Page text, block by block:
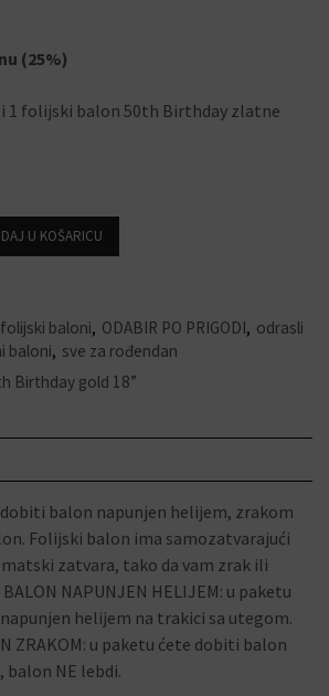
(25%)
1 folijski balon 50th Birthday zlatne
U KOŠARICU
folijski baloni, ODABIR PO PRIGODI, odrasli
baloni, sve za rođendan
Birthday gold 18”
balon napunjen helijem, zrakom
Folijski balon ima samozatvarajući
zatvara, tako da vam zrak ili
NAPUNJEN HELIJEM: u paketu
helijem na trakici sa utegom.
ZRAKOM: u paketu ćete dobiti balon
balon NE lebdi.